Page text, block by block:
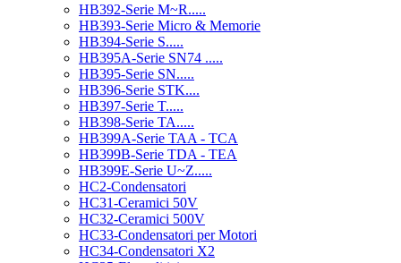
HB392-Serie M~R.....
HB393-Serie Micro & Memorie
HB394-Serie S.....
HB395A-Serie SN74 .....
HB395-Serie SN.....
HB396-Serie STK....
HB397-Serie T.....
HB398-Serie TA.....
HB399A-Serie TAA - TCA
HB399B-Serie TDA - TEA
HB399E-Serie U~Z.....
HC2-Condensatori
HC31-Ceramici 50V
HC32-Ceramici 500V
HC33-Condensatori per Motori
HC34-Condensatori X2